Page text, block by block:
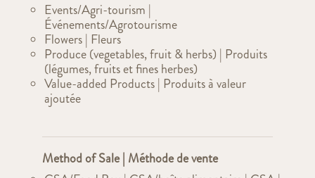
Events/Agri-tourism |
Événements/Agrotourisme
Flowers | Fleurs
Produce (vegetables, fruit & herbs) | Produits
(légumes, fruits et fines herbes)
Value-added Products | Produits à valeur
ajoutée
Method of Sale | Méthode de vente